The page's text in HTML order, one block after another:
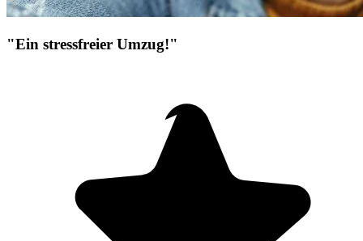
"Ein stressfreier Umzug!"